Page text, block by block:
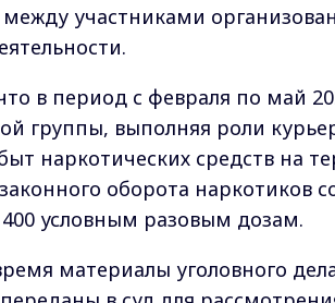
между участниками
в период с февраля по май
группы, выполняя роли
наркотических средств на
оборота наркотиков
условным разовым дозам.
материалы уголовного